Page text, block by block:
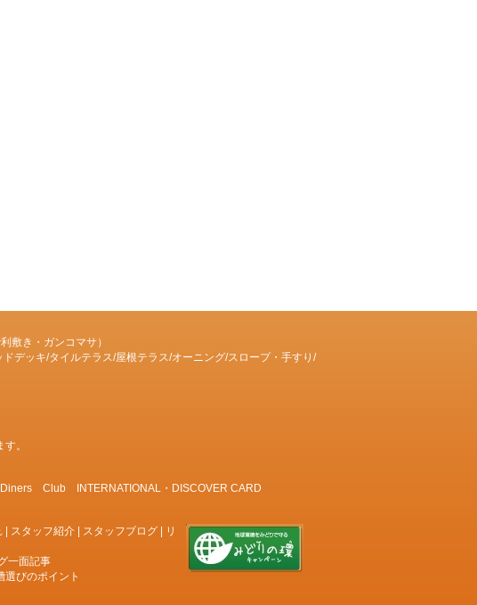
敷き・ガンコマサ）
デッキ/タイルテラス/屋根テラス/オーニング/スロープ・手すり/
。
Diners Club INTERNATIONAL・DISCOVER CARD
スタッフ紹介 スタッフブログ
リ
一面記事
選びのポイント